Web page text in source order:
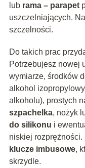
lub rama – parapet
uszczelniających.
szczelności.
Do takich prac
Potrzebujesz nowej
wymiarze, środków
alkohol
alkoholu), prostych
szpachelka, nożyk
do silikonu i
niskiej rozprężności.
klucze imbusowe,
skrzydle.